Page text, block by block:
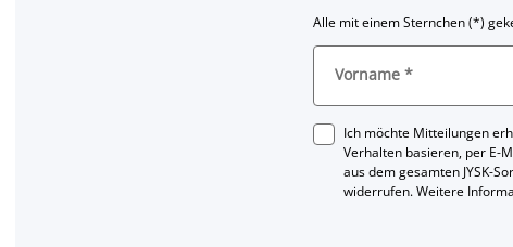
Alle mit einem Sternchen (*)
Vorname *
Ich möchte Mitteilungen
Verhalten basieren, per E-
aus dem gesamten JYSK-
widerrufen. Weitere